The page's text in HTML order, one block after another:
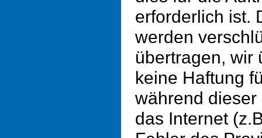
erforderlich ist.
werden
übertragen, wir
keine Haftung
während
das Internet